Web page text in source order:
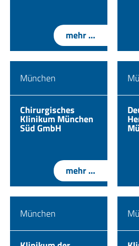
mehr …
München
Chirurgisches
Klinikum München
Süd GmbH
mehr …
München